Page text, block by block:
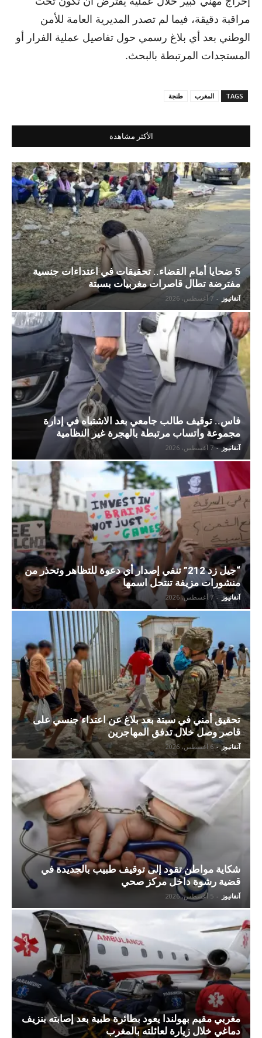
مراقبة دقيقة، فيما لم تصدر المديرية العامة للأمن
الوطني بعد أي بلاغ رسمي حول تفاصيل عملية الفرار أو
المستجدات المرتبطة بالبحث.
TAGS المغرب طنجة
الأكثر مشاهدة
5 ضحايا أمام القضاء.. تحقيقات في اعتداءات جنسية
مفترضة تطال قاصرات مغربيات بسبتة
آنفانيوز - 7 أغسطس، 2026
فاس.. توقيف طالب جامعي بعد الاشتباه في إدارة
مجموعة واتساب مرتبطة بالهجرة غير النظامية
آنفانيوز - 7 أغسطس، 2026
“جيل زد 212” تنفي إصدار أي دعوة للتظاهر وتحذر من
منشورات مزيفة تنتحل اسمها
آنفانيوز - 7 أغسطس، 2026
تحقيق أمني في سبتة بعد بلاغ عن اعتداء جنسي على
قاصر وصل خلال تدفق المهاجرين
آنفانيوز - 6 أغسطس، 2026
شكاية مواطن تقود إلى توقيف طبيب بالجديدة في
قضية رشوة داخل مركز صحي
آنفانيوز - 5 أغسطس، 2026
مغربي مقيم بهولندا يعود بطائرة طبية بعد إصابته بنزيف
دماغي خلال زيارة لعائلته بالمغرب